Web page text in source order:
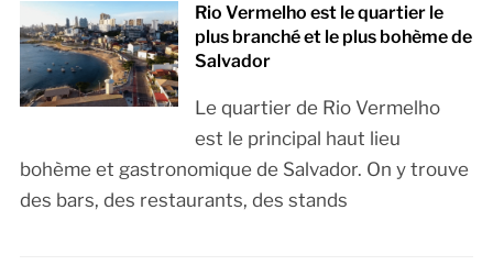
Rio Vermelho est le quartier le
plus branché et le plus bohème de
Salvador
Le quartier de Rio Vermelho
est le principal haut lieu
bohème et gastronomique de Salvador. On y trouve
des bars, des restaurants, des stands